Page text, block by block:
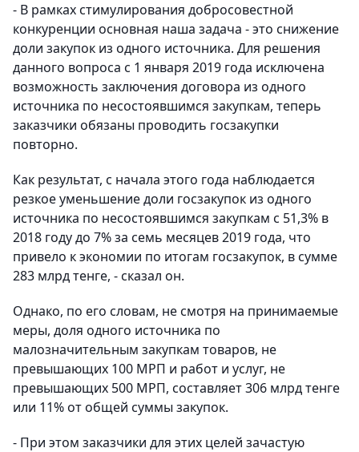
- В рамках стимулирования добросовестной
конкуренции основная наша задача - это снижение
доли закупок из одного источника. Для решения
данного вопроса с 1 января 2019 года исключена
возможность заключения договора из одного
источника по несостоявшимся закупкам, теперь
заказчики обязаны проводить госзакупки
повторно.
Как результат, с начала этого года наблюдается
резкое уменьшение доли госзакупок из одного
источника по несостоявшимся закупкам с 51,3% в
2018 году до 7% за семь месяцев 2019 года, что
привело к экономии по итогам госзакупок, в сумме
283 млрд тенге, - сказал он.
Однако, по его словам, не смотря на принимаемые
меры, доля одного источника по
малозначительным закупкам товаров, не
превышающих 100 МРП и работ и услуг, не
превышающих 500 МРП, составляет 306 млрд тенге
или 11% от общей суммы закупок.
- При этом заказчики для этих целей зачастую